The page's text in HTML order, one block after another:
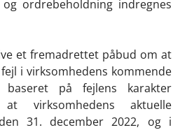
ordrebeholdning indregnes
et fremadrettet påbud om at
i virksomhedens kommende
på fejlens karakter
virksomhedens aktuelle
31. december 2022, og i